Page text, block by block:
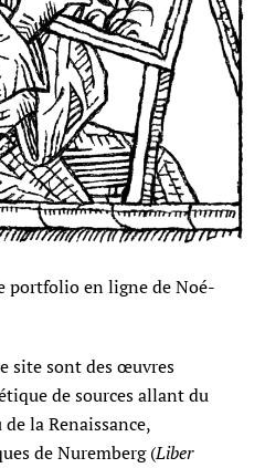
portfolio en ligne de Noé-
site sont des œuvres
de sources allant du
la Renaissance,
de Nuremberg (Liber